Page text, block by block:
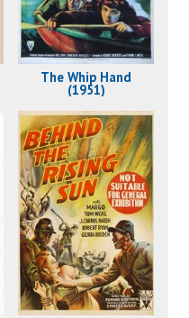
The Whip Hand
(1951)